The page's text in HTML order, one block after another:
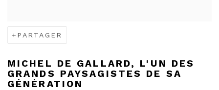
PARTAGER
MICHEL DE GALLARD, L'UN DES
GRANDS PAYSAGISTES DE SA
GÉNÉRATION